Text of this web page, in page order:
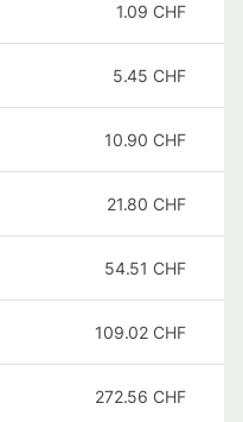
1.09 CHF
5.45 CHF
10.90 CHF
21.80 CHF
54.51 CHF
109.02 CHF
272.56 CHF